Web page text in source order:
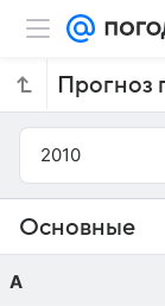
2010
Основные
А